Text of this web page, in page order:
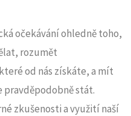
očekávání ohledně toho,
rozumět
od nás získáte, a mít
stát.
zkušenosti a využití naší